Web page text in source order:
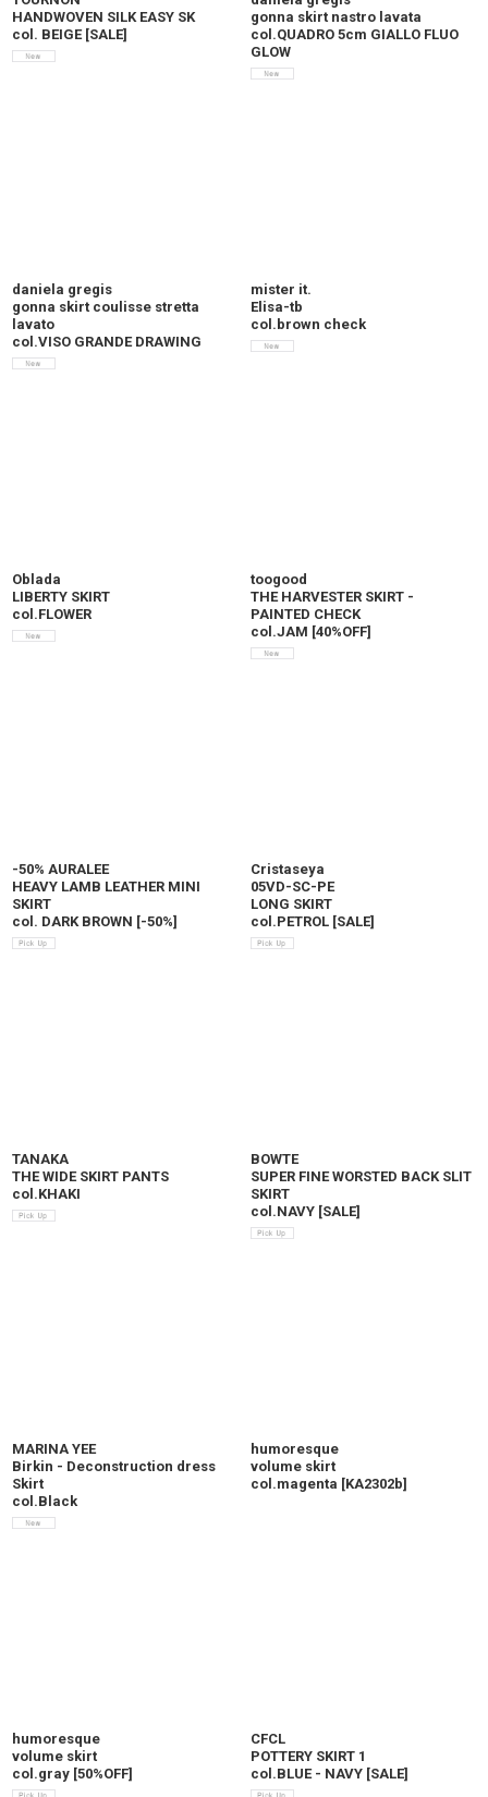
HANDWOVEN SILK EASY SK
col. BEIGE [SALE]
gonna skirt nastro lavata
col.QUADRO 5cm GIALLO FLUO
GLOW
daniela gregis
gonna skirt coulisse stretta
lavato
col.VISO GRANDE DRAWING
mister it.
Elisa-tb
col.brown check
Oblada
LIBERTY SKIRT
col.FLOWER
toogood
THE HARVESTER SKIRT -
PAINTED CHECK
col.JAM [40%OFF]
-50% AURALEE
HEAVY LAMB LEATHER MINI
SKIRT
col. DARK BROWN [-50%]
Cristaseya
05VD-SC-PE
LONG SKIRT
col.PETROL [SALE]
TANAKA
THE WIDE SKIRT PANTS
col.KHAKI
BOWTE
SUPER FINE WORSTED BACK SLIT
SKIRT
col.NAVY [SALE]
MARINA YEE
Birkin - Deconstruction dress
Skirt
col.Black
humoresque
volume skirt
col.magenta [KA2302b]
humoresque
volume skirt
col.gray [50%OFF]
CFCL
POTTERY SKIRT 1
col.BLUE - NAVY [SALE]